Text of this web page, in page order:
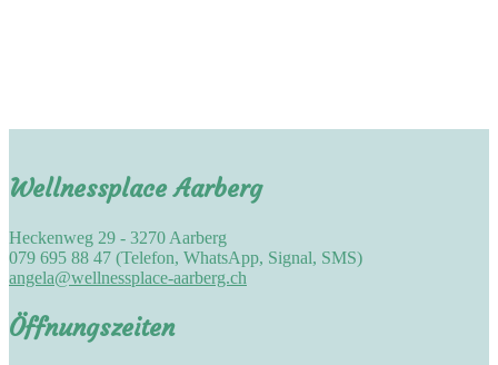
Wellnessplace Aarberg
Heckenweg 29 - 3270 Aarberg
079 695 88 47 (Telefon, WhatsApp, Signal, SMS)
angela@wellnessplace-aarberg.ch
Öffnungszeiten